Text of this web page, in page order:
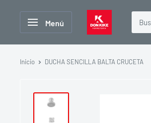
directamente
Menú
FERRETERIA
DON
KIKE
Inicio DUCHA SENCILLA BALTA CRUCETA